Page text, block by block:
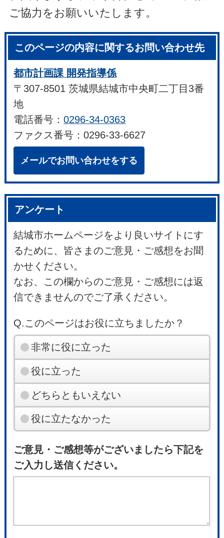
ご協力をお願いいたします。
このページの内容に関するお問い合わせ先
都市計画課 開発指導係
〒307-8501 茨城県結城市中央町二丁目3番
地
電話番号：0296-34-0363
ファクス番号：0296-33-6627
メールでお問い合わせをする
アンケート
結城市ホームページをより良いサイトにす
るために、皆さまのご意見・ご感想をお聞
かせください。
なお、この欄からのご意見・ご感想には返
信できませんのでご了承ください。
Q.このページはお役に立ちましたか？
非常に役に立った
役に立った
どちらともいえない
役に立たなかった
ご意見・ご感想等がございましたら下記を
ご入力し送信ください。